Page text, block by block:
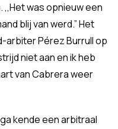
,,Het was opnieuw een
blij van werd.” Het
arbiter Pérez Burrull op
niet aan en ik heb
van Cabrera weer
kende een arbitraal